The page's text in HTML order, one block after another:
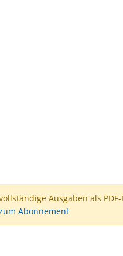
Ausgaben als
Abonnement